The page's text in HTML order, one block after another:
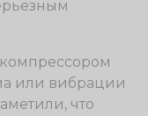
или вибрации
что